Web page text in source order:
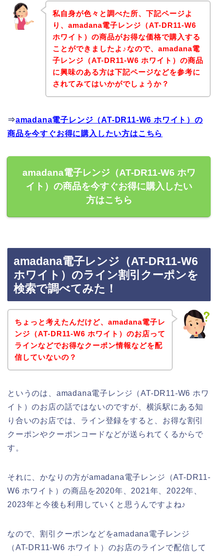
私自身が色々と調べた所、下記ページよ
り、amadana電子レンジ（AT-DR11-W6
ホワイト）の商品がお得な価格で購入する
ことができましたよ♪なので、amadana電
子レンジ（AT-DR11-W6 ホワイト）の商品
に興味のある方は下記ページなどを参考に
されてみてはいかがでしょうか？
⇒amadana電子レンジ（AT-DR11-W6 ホワイト）の
商品を今すぐお得に購入したい方はこちら
amadana電子レンジ（AT-DR11-W6 ホワ
イト）の商品を今すぐお得に購入したい
方はこちら
amadana電子レンジ（AT-DR11-W6
ホワイト）のライン割引クーポンを
検索で調べてみた！
ちょっと考えたんだけど、amadana電子レ
ンジ（AT-DR11-W6 ホワイト）のお店って
ラインなどでお得なクーポン情報などを配
信していないの？
というのは、amadana電子レンジ（AT-DR11-W6 ホワ
イト）のお店の話ではないのですが、横浜駅にある知
り合いのお店では、ライン登録をすると、お得な割引
クーポンやクーポンコードなどが送られてくるからで
す。
それに、かなりの方がamadana電子レンジ（AT-DR11-
W6 ホワイト）の商品を2020年、2021年、2022年、
2023年と今後も利用していくと思うんですよね♪
なので、割引クーポンなどをamadana電子レンジ
（AT-DR11-W6 ホワイト）のお店のラインで配信して